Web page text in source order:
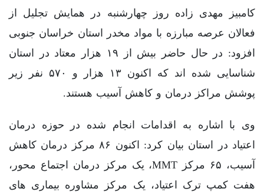
کامبیز مهدی زاده روز چهارشنبه در همایش تجلیل از
فعالان عرصه مبارزه با مواد مخدر استان خراسان جنوبی
افزود: در حال حاضر بیش از ۱۹ هزار معتاد در استان
شناسایی شده اند که اکنون ۱۳ هزار و ۵۷۰ نفر زیر
پوشش مراکز درمان و کاهش آسیب هستند.
وی با اشاره به اقدامات انجام شده در حوزه درمان
اعتیاد در استان بیان کرد: اکنون ۸۶ مرکز درمان کاهش
آسیب، ۶۵ مرکز MMT، یک مرکز درمان اجتماع محور،
هفت کمپ ترک اعتیاد، یک مرکز مشاوره بیماری های